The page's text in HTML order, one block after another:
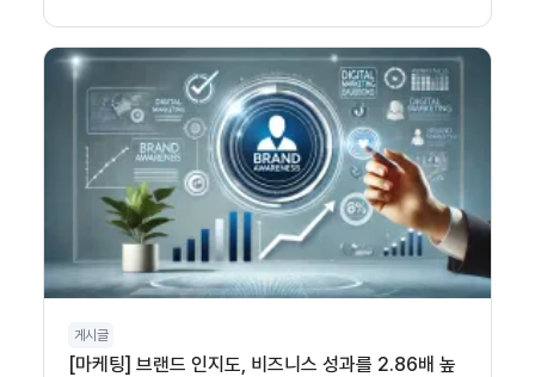
게시글
[마케팅] 브랜드 인지도, 비즈니스 성과를 2.86배 높